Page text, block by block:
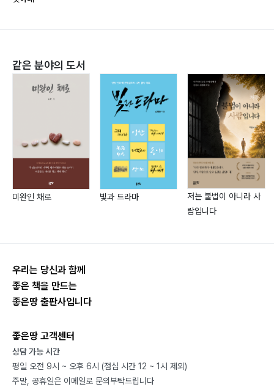
뜨거운 만큼 사랑하여라 040
아이러니하다 041
진실은 통한다 043
동진강 1 045
동진강 2 046
동진강 3 048
동진강 4 049
3부
끝과 끝에서 살아가는 사람
앎 059
소소한 기쁨 060
스마트폰 062
같은 분야의 도서
미완인 채로 빛과 드라마
저는 불법이 아니라 사
람입니다
우리는 당신과 함께
좋은 책을 만드는
좋은땅 출판사입니다
좋은땅 고객센터
상담 가능 시간
평일 오전 9시 ~ 오후 6시 (점심 시간 12 ~ 1시 제외)
주말, 공휴일은 이메일로 문의부탁드립니다